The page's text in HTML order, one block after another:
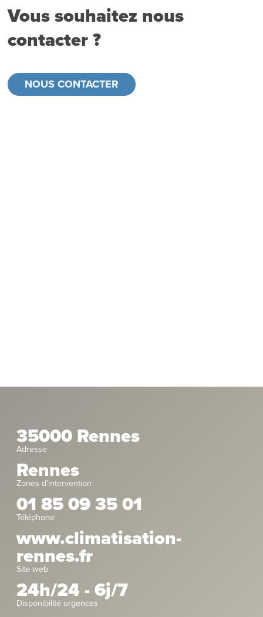
Vous souhaitez nous
contacter ?
NOUS CONTACTER
35000 Rennes
Adresse
Rennes
Zones d’intervention
01 85 09 35 01
Téléphone
www.climatisation-
rennes.fr
Site web
24h/24 - 6j/7
Disponibilité urgences